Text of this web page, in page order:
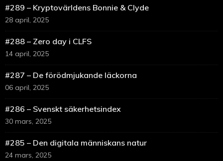
#289 – Kryptovärldens Bonnie & Clyde
28 april, 2025
#288 – Zero day i CLFS
14 april, 2025
#287 – De förödmjukande läckorna
06 april, 2025
#286 – Svenskt säkerhetsindex
30 mars, 2025
#285 – Den digitala människans natur
24 mars, 2025